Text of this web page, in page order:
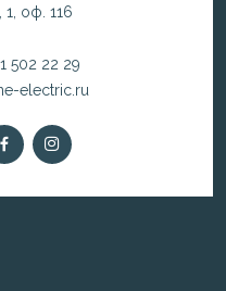
1, оф. 116
502 22 29
electric.ru